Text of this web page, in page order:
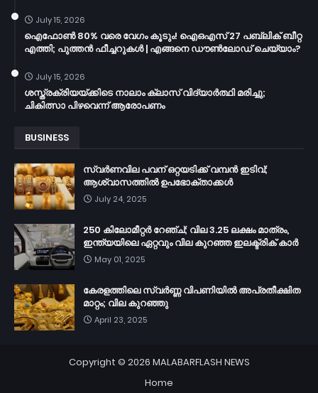
July 15, 2026
ഐഫോൺ 80% വരെ വേഗം കൂടും! ഐഒഎസ് 27 പബ്ലിക് ബീറ്റ
എത്തി; പുത്തൻ ഫീച്ചറുകൾ | എങ്ങനെ ഡൗൺലോഡ് ചെയ്യാം?
July 15, 2026
ശസ്ത്രക്രിയയ്ക്കിടെ നാലാം ക്ലാസ് വിദ്യാർത്ഥി മരിച്ചു;
ചികിത്സാ പിഴവെന്ന് ആരോപണം
BUSINESS
സ്വർണവില പവന് ഒറ്റയടിക്ക് വമ്പൻ ഇടിവ്;
ആശ്വാസത്തിൽ ഉപഭോക്താക്കൾ
July 24, 2025
250 കിലോമീറ്റർ റേഞ്ച്; വില 3.25 ലക്ഷം മാത്രം,
ഇന്ത്യയിലെ ഏറ്റവും വില കുറഞ്ഞ ഇലക്ട്രിക് കാർ
May 01, 2025
കേരളത്തിലെ സ്വർണ്ണ വിപണിയിൽ അപ്രതീക്ഷിത
മാറ്റം; വില കുറഞ്ഞു
April 23, 2025
Copyright © 2026 MALABARFLASH NEWS
Home